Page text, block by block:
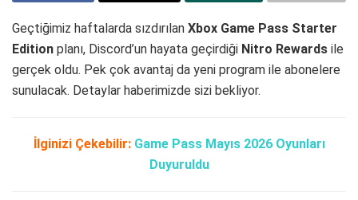
Geçtiğimiz haftalarda sızdırılan Xbox Game Pass Starter
Edition planı, Discord’un hayata geçirdiği Nitro Rewards ile
gerçek oldu. Pek çok avantaj da yeni program ile abonelere
sunulacak. Detaylar haberimizde sizi bekliyor.
İlginizi Çekebilir: Game Pass Mayıs 2026 Oyunları
Duyuruldu